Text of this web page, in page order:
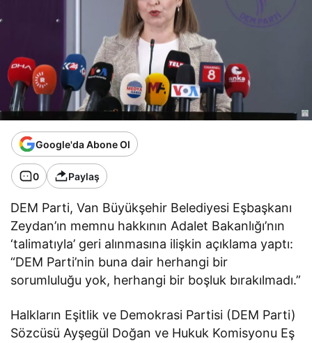
Google'da Abone Ol
0 Paylaş
DEM Parti, Van Büyükşehir Belediyesi Eşbaşkanı
Zeydan’ın memnu hakkının Adalet Bakanlığı’nın
‘talimatıyla’ geri alınmasına ilişkin açıklama yaptı:
“DEM Parti’nin buna dair herhangi bir
sorumluluğu yok, herhangi bir boşluk bırakılmadı.”
Halkların Eşitlik ve Demokrasi Partisi (DEM Parti)
Sözcüsü Ayşegül Doğan ve Hukuk Komisyonu Eş